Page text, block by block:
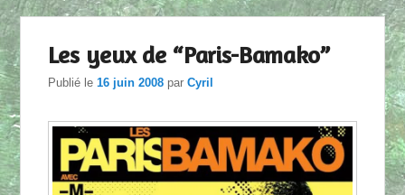
Les yeux de “Paris-Bamako”
Publié le16 juin 2008 parCyril